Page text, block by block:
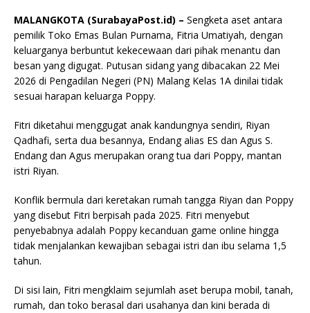
MALANGKOTA (SurabayaPost.id) – Sengketa aset antara
pemilik Toko Emas Bulan Purnama, Fitria Umatiyah, dengan
keluarganya berbuntut kekecewaan dari pihak menantu dan
besan yang digugat. Putusan sidang yang dibacakan 22 Mei
2026 di Pengadilan Negeri (PN) Malang Kelas 1A dinilai tidak
sesuai harapan keluarga Poppy.
Fitri diketahui menggugat anak kandungnya sendiri, Riyan
Qadhafi, serta dua besannya, Endang alias ES dan Agus S.
Endang dan Agus merupakan orang tua dari Poppy, mantan
istri Riyan.
Konflik bermula dari keretakan rumah tangga Riyan dan Poppy
yang disebut Fitri berpisah pada 2025. Fitri menyebut
penyebabnya adalah Poppy kecanduan game online hingga
tidak menjalankan kewajiban sebagai istri dan ibu selama 1,5
tahun.
Di sisi lain, Fitri mengklaim sejumlah aset berupa mobil, tanah,
rumah, dan toko berasal dari usahanya dan kini berada di